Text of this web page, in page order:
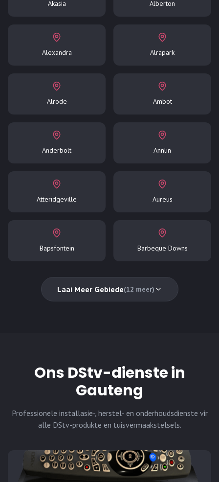
Akasia Alberton
Alexandra Alrapark
Alrode Ambot
Anderbolt Annlin
Atteridgeville Aureus
Bapsfontein Barbeque Downs
Laai Meer Gebiede(12 meer)
Ons DStv-dienste in
Gauteng
Professionele installasie-, herstel- en onderhoudsdienste vir
alle DStv-produkte en tuisvermaakstelsels.